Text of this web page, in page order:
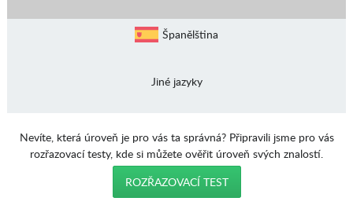
Španělština
Jiné jazyky
Nevíte, která úroveň je pro vás ta správná? Připravili jsme pro vás
rozřazovací testy, kde si můžete ověřit úroveň svých znalostí.
ROZŘAZOVACÍ TEST